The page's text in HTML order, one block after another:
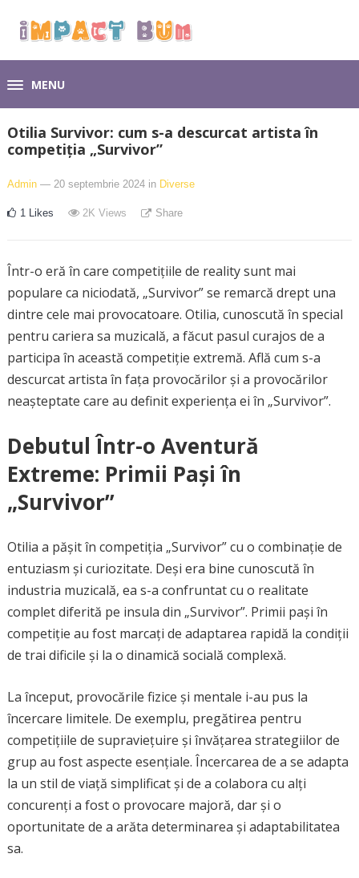
MENU
Otilia Survivor: cum s-a descurcat artista în
competiția „Survivor”
Admin — 20 septembrie 2024 in Diverse
1 Likes 2K Views Share
Într-o eră în care competițiile de reality sunt mai
populare ca niciodată, „Survivor” se remarcă drept una
dintre cele mai provocatoare. Otilia, cunoscută în special
pentru cariera sa muzicală, a făcut pasul curajos de a
participa în această competiție extremă. Află cum s-a
descurcat artista în fața provocărilor și a provocărilor
neașteptate care au definit experiența ei în „Survivor”.
Debutul Într-o Aventură
Extreme: Primii Pași în
„Survivor”
Otilia a pășit în competiția „Survivor” cu o combinație de
entuziasm și curiozitate. Deși era bine cunoscută în
industria muzicală, ea s-a confruntat cu o realitate
complet diferită pe insula din „Survivor”. Primii pași în
competiție au fost marcați de adaptarea rapidă la condiții
de trai dificile și la o dinamică socială complexă.
La început, provocările fizice și mentale i-au pus la
încercare limitele. De exemplu, pregătirea pentru
competițiile de supraviețuire și învățarea strategiilor de
grup au fost aspecte esențiale. Încercarea de a se adapta
la un stil de viață simplificat și de a colabora cu alți
concurenți a fost o provocare majoră, dar și o
oportunitate de a arăta determinarea și adaptabilitatea
sa.